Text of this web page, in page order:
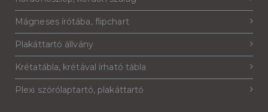
Mágneses írótába, flipchart
Plakáttartó állvány
Krétatábla, krétával írható tábla
Plexi szórólaptartó, plakáttartó